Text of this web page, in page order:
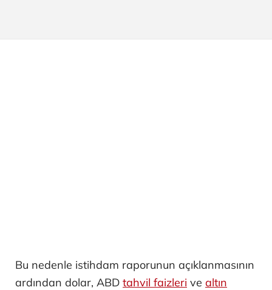
Bu nedenle istihdam raporunun açıklanmasının
ardından dolar, ABD tahvil faizleri ve altın